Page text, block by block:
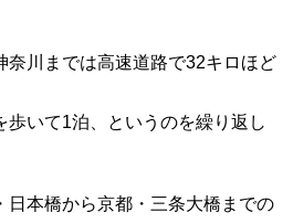
奈川までは高速道路で32キロほど
歩いて1泊、というのを繰り返し
日本橋から京都・三条大橋までの